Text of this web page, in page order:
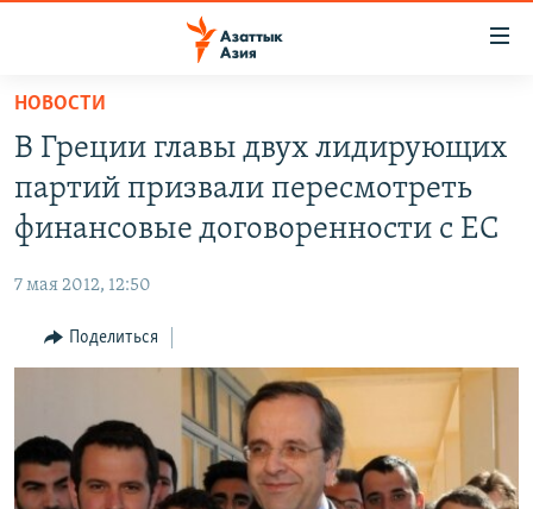
Вернуться
основному
содержанию
Вернутся
главной
Вернутся
КАЗАХСТАН
ТАДЖИКИСТАН
НОВОСТИ
ВОЙНА В УКРАИНЕ
ҚАЗАҚША
КЫРГЫЗЧА
ТОҶИКӢ
TÜRKMENÇE
Все сайты РСЕ/РС
НОВОСТИ
В Греции главы двух лидирующих
партий призвали пересмотреть
финансовые договоренности с ЕС
7 мая 2012, 12:50
Поделиться